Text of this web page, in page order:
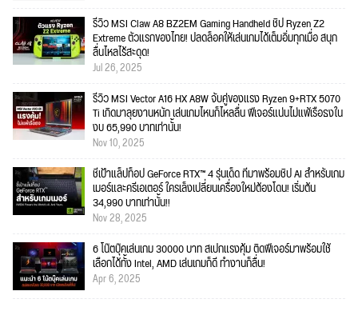
รีวิว MSI Claw A8 BZ2EM Gaming Handheld ชิป Ryzen Z2
Extreme ตัวแรกของไทย! ปลดล็อคให้เล่นเกมได้เต็มอิ่มทุกเมื่อ สนุก
ลื่นไหลไร้สะดุด!
Jul 26, 2025
รีวิว MSI Vector A16 HX A8W จับคู่ของแรง Ryzen 9+RTX 5070
Ti เกิดมาลุยงานหนัก เล่นเกมไหนก็ไหลลื่น ฟีเจอร์แน่นไม่แพ้เรือธงใน
งบ 65,990 บาทเท่านั้น!
Nov 10, 2025
ชี้เป้าแล็ปท็อป GeForce RTX™ 4 รุ่นเด็ด ที่มาพร้อมชิป AI สำหรับเกม
เมอร์และครีเอเตอร์ ใครเล็งเปลี่ยนเครื่องใหม่ต้องโดน! เริ่มต้น
34,990 บาทเท่านั้น!!
Nov 28, 2025
6 โน๊ตบุ๊คเล่นเกม 30000 บาท สเปกแรงคุ้ม ติดฟีเจอร์มาพร้อมใช้
เลือกได้ทั้ง Intel, AMD เล่นเกมก็ดี ทำงานก็ลื่น!
Apr 6, 2025